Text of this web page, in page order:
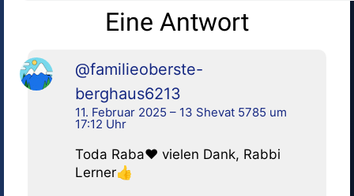
Eine Antwort
@familieoberste-
berghaus6213
11. Februar 2025 – 13 Shevat 5785 um
17:12 Uhr
Toda Raba❤ vielen Dank, Rabbi
Lerner👍